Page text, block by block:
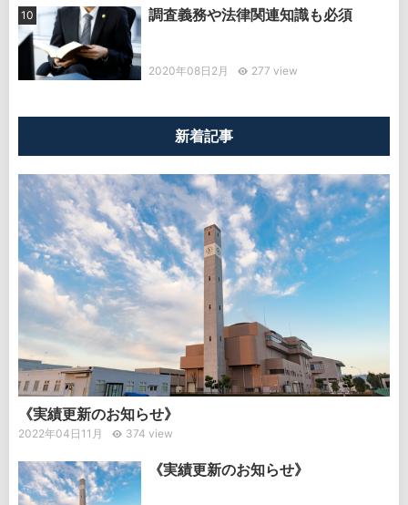
調査義務や法律関連知識も必須
2020年08日2月 277 view
新着記事
《実績更新のお知らせ》
2022年04日11月 374 view
《実績更新のお知らせ》